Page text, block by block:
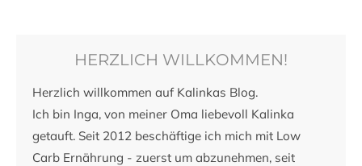
HERZLICH WILLKOMMEN!
Herzlich willkommen auf Kalinkas Blog.
Ich bin Inga, von meiner Oma liebevoll Kalinka
getauft. Seit 2012 beschäftige ich mich mit Low
Carb Ernährung - zuerst um abzunehmen, seit